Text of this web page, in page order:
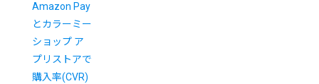
Amazon Pay
とカラーミー
ショップ ア
プリストアで
購入率(CVR)